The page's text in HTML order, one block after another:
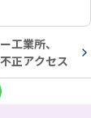
工業所、
正アクセス